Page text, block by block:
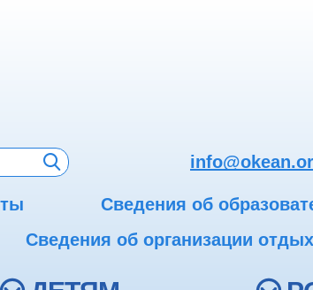
Сведения об
Сведения об организации